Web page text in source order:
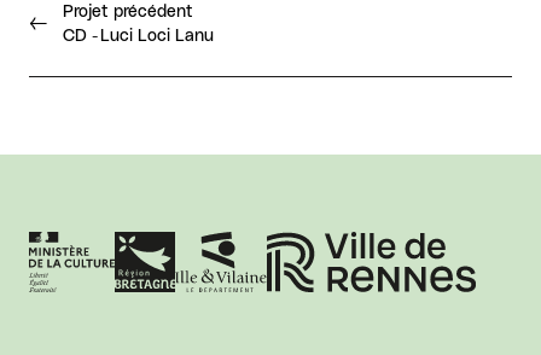
Projet précédent
CD - Luci Loci Lanu